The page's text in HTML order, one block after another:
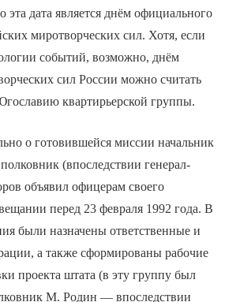
дата является днём официального
миротворческих сил. Хотя, если
событий, возможно, днём
сил России можно считать
квартирьерской группы.
о готовившейся миссии начальник
(впоследствии генерал-
объявил офицерам своего
перед 23 февраля 1992 года. В
были назначены ответственные и
а также сформированы рабочие
проекта штата (в эту группу был
М. Родин — впоследствии